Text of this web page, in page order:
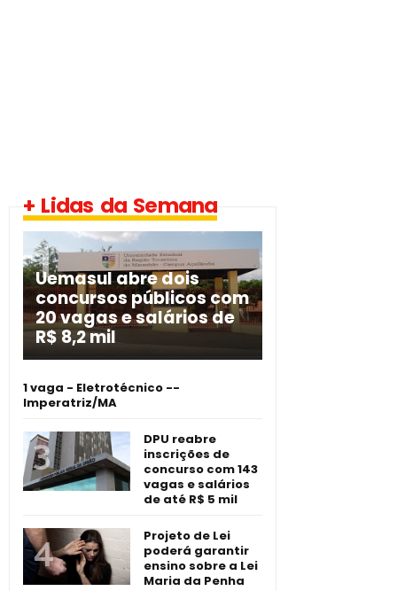
+ Lidas da Semana
Uemasul abre dois
concursos públicos com
20 vagas e salários de
R$ 8,2 mil
1 vaga - Eletrotécnico -­
Imperatriz/MA
DPU reabre
inscrições de
concurso com 143
vagas e salários
de até R$ 5 mil
Projeto de Lei
poderá garantir
ensino sobre a Lei
Maria da Penha